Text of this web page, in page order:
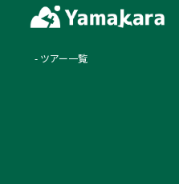
ツアー一覧